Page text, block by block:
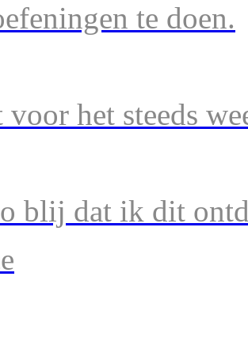
te doen.
voor het steeds
blij dat ik dit